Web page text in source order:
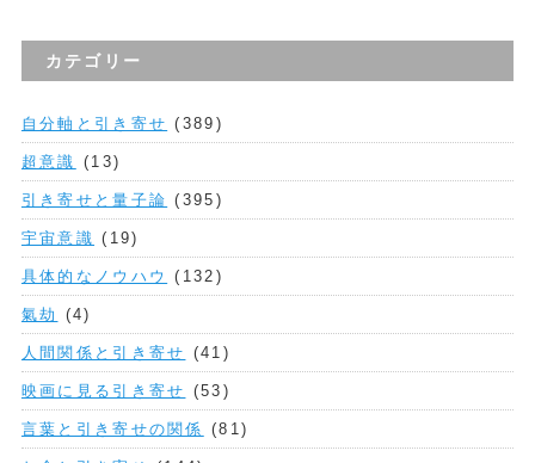
カテゴリー
自分軸と引き寄せ (389)
超意識 (13)
引き寄せと量子論 (395)
宇宙意識 (19)
具体的なノウハウ (132)
氣劫 (4)
人間関係と引き寄せ (41)
映画に見る引き寄せ (53)
言葉と引き寄せの関係 (81)